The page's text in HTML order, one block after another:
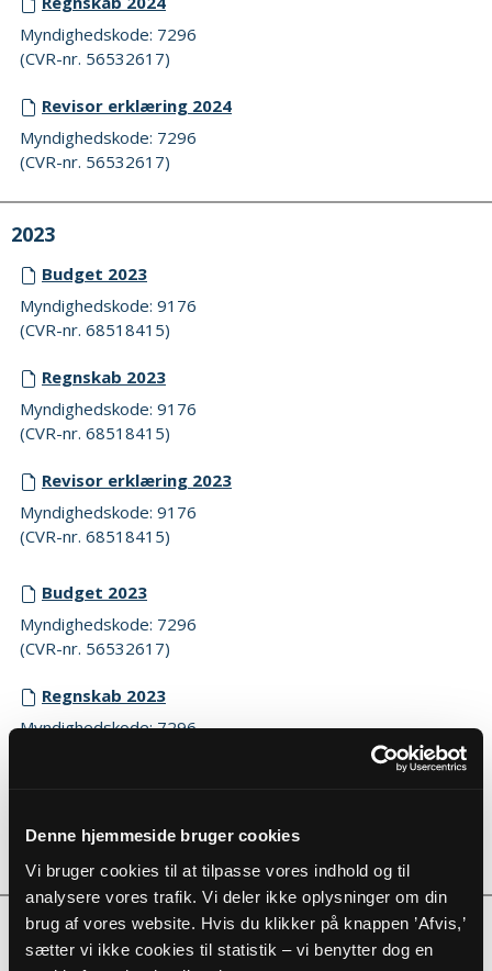
Denne hjemmeside bruger cookies
Vi bruger cookies til at tilpasse vores indhold og til
analysere vores trafik. Vi deler ikke oplysninger om din
brug af vores website. Hvis du klikker på knappen ’Afvis,’
sætter vi ikke cookies til statistik – vi benytter dog en
Myndighedskode: 7296
(CVR-nr. 56532617)
Revisor erklæring 2024
Myndighedskode: 7296
(CVR-nr. 56532617)
2023
Budget 2023
Myndighedskode: 9176
(CVR-nr. 68518415)
Regnskab 2023
Myndighedskode: 9176
(CVR-nr. 68518415)
Revisor erklæring 2023
Myndighedskode: 9176
(CVR-nr. 68518415)
Budget 2023
Myndighedskode: 7296
(CVR-nr. 56532617)
Regnskab 2023
Myndighedskode: 7296
Myndighedskode: 7296
2022
Budget 2022